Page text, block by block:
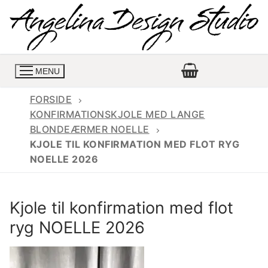
indhold
MENU
Konfirmationskjoler
Konfirmationskjoler 2026
Konfirmationskjoler med lange ærmer
Konfirmationskjole
Bukser priser
Book en tid
FORSIDE
KONFIRMATIONSKJOLE MED LANGE
BLONDEÆRMER NOELLE
KJOLE TIL KONFIRMATION MED FLOT RYG
NOELLE 2026
Kjole til konfirmation med flot
ryg NOELLE 2026